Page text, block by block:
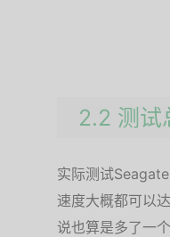
2.2 测试
实际测试
速度大概都可以
说也算是多了一